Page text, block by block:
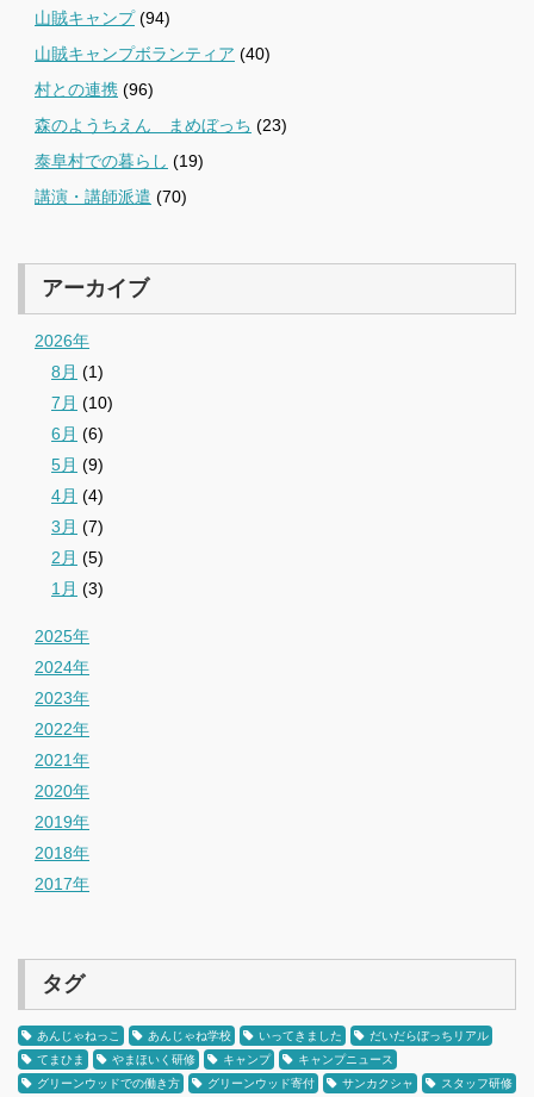
山賊キャンプ(94)
山賊キャンプボランティア (40)
村との連携 (96)
森のようちえん まめぼっち (23)
泰阜村での暮らし (19)
講演・講師派遣 (70)
アーカイブ
2026年
8月 (1)
7月 (10)
6月 (6)
5月 (9)
4月 (4)
3月 (7)
2月 (5)
1月 (3)
2025年
2024年
2023年
2022年
2021年
2020年
2019年
2018年
2017年
タグ
あんじゃねっこ あんじゃね学校 いってきました
だいだらぼっちリアル
てまひま
やまほいく研修 キャンプ
キャンプニュース
グリーンウッドでの働き方
グリーンウッド寄付 サンカクシャ スタッフ研修